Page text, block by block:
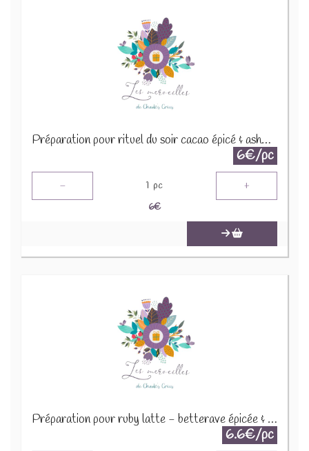
Préparation pour rituel du soir cacao épicé & ashwaganda 30g
6€/pc
- 1 pc +
6€
Préparation pour ruby latte - betterave épicée & vanille 30g
6.6€/pc